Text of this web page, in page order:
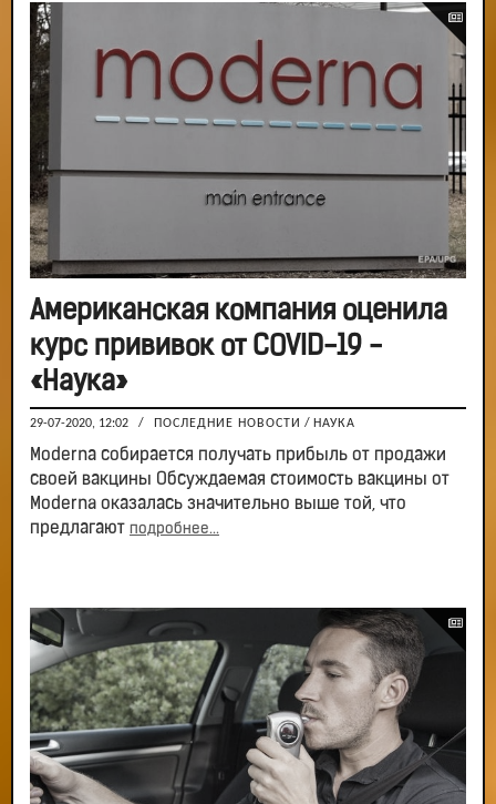
Американская компания оценила
курс прививок от COVID-19 -
«Наука»
29-07-2020, 12:02 / ПОСЛЕДНИЕ НОВОСТИ / НАУКА
Modernа собирается получать прибыль от продажи
своей вакцины Обсуждаемая стоимость вакцины от
Moderna оказалась значительно выше той, что
предлагают подробнее...